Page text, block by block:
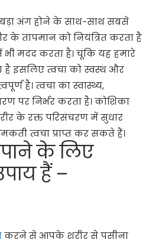
अंग होने के साथ-साथ सबसे
के तापमान को नियंत्रित करता है
मदद करता है। चूंकि यह हमारे
इसलिए त्वचा को स्वस्थ और
है। त्वचा का स्वास्थ्य,
पर निर्भर करता है। कोशिका
के रक्त परिसंचरण में सुधार
त्वचा प्राप्त कर सकते हैं।
के लिए
हैं –
करने से आपके शरीर से पसीना